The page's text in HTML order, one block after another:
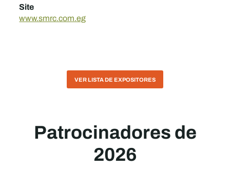
Site
www.smrc.com.eg
VER LISTA DE EXPOSITORES
Patrocinadores de
2026